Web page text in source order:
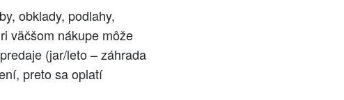
obklady, podlahy,
väčšom nákupe môže
(jar/leto – záhrada
preto sa oplatí